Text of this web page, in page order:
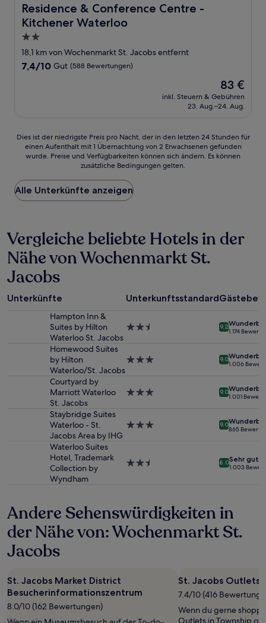
Residence & Conference Centre -
Kitchener Waterloo
Residence & Conference Centre - Kitchener Waterloo
2.0-
Sterne-
Unterkunft
18,1 km von Wochenmarkt St. Jacobs entfernt
7.4
7,4/10 Gut (588 Bewertungen)
Der
Preis
beträgt
83 €
inkl. Steuern & Gebühren
23. Aug.–24. Aug.
Dies
der
Preis
pro
Nacht,
den
letzten
24 Stunden
für
einen
mit
2 Erwachsenen
gefunden
Verfügbarkeiten
zusätzliche
Bedingungen
Dies ist der niedrigste Preis pro Nacht, der in den letzten 24 Stunden für
einen Aufenthalt mit 1 Übernachtung von 2 Erwachsenen gefunden
wurde. Preise und Verfügbarkeiten können sich ändern. Es können
zusätzliche Bedingungen gelten.
Alle Unterkünfte anzeigen
Vergleiche beliebte Hotels in der
Nähe von Wochenmarkt St.
Jacobs
Unterkünfte Unterkunftsstandard
Hampton Inn &
Suites by Hilton
Waterloo St. Jacobs
2.5-
9.2
1.174
Homewood Suites
by Hilton
Waterloo/St. Jacobs
3.0-
9.0
1.006
Courtyard by
Marriott Waterloo
St. Jacobs
3.0-
9.0
1.001
Staybridge Suites
Waterloo - St.
Jacobs Area by IHG
3.0-
9.0
865
Waterloo Suites
Hotel, Trademark
Collection by
Wyndham
2.5-
8.0Sehr gut
1.003
Andere Sehenswürdigkeiten in
der Nähe von: Wochenmarkt St.
Jacobs
St. Jacobs Market District
Besucherinformationszentrum
8.0/10 (162 Bewertungen)
St. Jacobs Outlets
7.4/10 (416
Wenn du gerne
Outlets in Township of